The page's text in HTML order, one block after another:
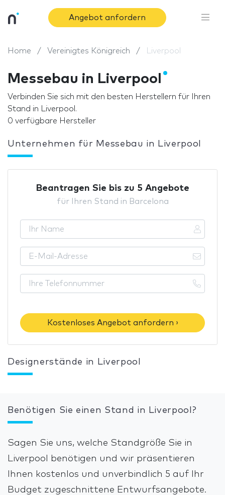
Angebot anfordern
Home Vereinigtes Königreich Liverpool
Messebau in Liverpool
Verbinden Sie sich mit den besten Herstellern für Ihren
Stand in Liverpool.
0 verfügbare Hersteller
Unternehmen für Messebau in Liverpool
Beantragen Sie bis zu 5 Angebote
für Ihren Stand in Barcelona
Kostenloses Angebot anfordern ›
Designerstände in Liverpool
Benötigen Sie einen Stand in Liverpool?
Sagen Sie uns, welche Standgröße Sie in
Liverpool benötigen und wir präsentieren
Ihnen kostenlos und unverbindlich 5 auf Ihr
Budget zugeschnittene Entwurfsangebote.